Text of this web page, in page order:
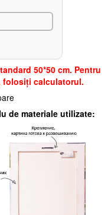
50*50 cm. Pentru
folosiți calculatorul.
de materiale utilizate: